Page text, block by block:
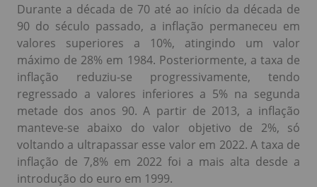
Durante a década de 70 até ao início da década de
90 do século passado, a inflação permaneceu em
valores superiores a 10%, atingindo um valor
máximo de 28% em 1984. Posteriormente, a taxa de
inflação reduziu-se progressivamente, tendo
regressado a valores inferiores a 5% na segunda
metade dos anos 90. A partir de 2013, a inflação
manteve-se abaixo do valor objetivo de 2%, só
voltando a ultrapassar esse valor em 2022. A taxa de
inflação de 7,8% em 2022 foi a mais alta desde a
introdução do euro em 1999.